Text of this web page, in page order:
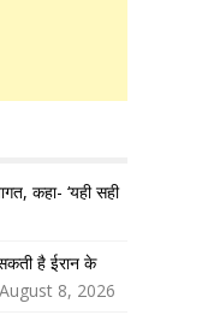
कहा- ‘यही सही
है ईरान के
August 8, 2026